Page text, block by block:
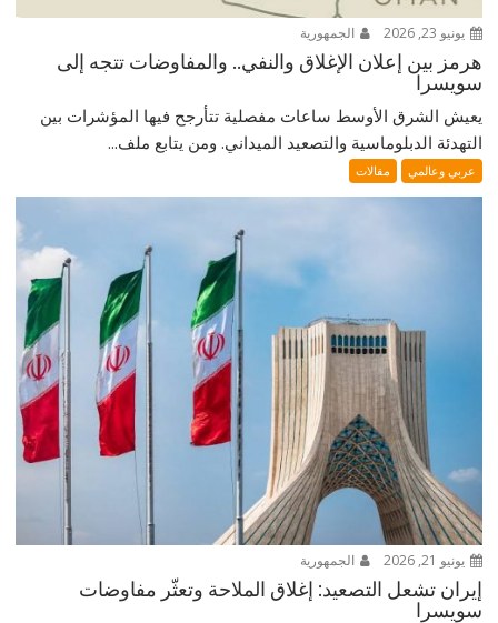
يونيو 23, 2026 الجمهورية
هرمز بين إعلان الإغلاق والنفي.. والمفاوضات تتجه إلى
سويسرا
يعيش الشرق الأوسط ساعات مفصلية تتأرجح فيها المؤشرات بين
التهدئة الدبلوماسية والتصعيد الميداني. ومن يتابع ملف...
عربي وعالمي مقالات
يونيو 21, 2026 الجمهورية
إيران تشعل التصعيد: إغلاق الملاحة وتعثّر مفاوضات
سويسرا